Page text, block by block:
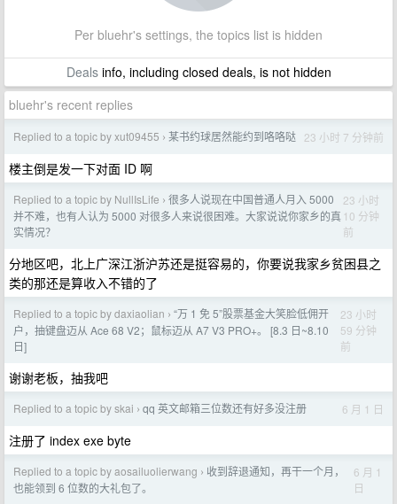
Per bluehr's settings, the topics list is hidden
Dealsinfo, including closed deals, is not hidden
bluehr's recent replies
Replied to a topic by xut09455 › 某书约球居然能约到咯咯哒 23 小时 7 分钟前
楼主倒是发一下对面 ID 啊
Replied to a topic by NullIsLife › 很多人说现在中国普通人月入 5000
并不难，也有人认为 5000 对很多人来说很困难。大家说说你家乡的真
实情况？
23 小时
10 分钟
前
分地区吧，北上广深江浙沪苏还是挺容易的，你要说我家乡贫困县之
类的那还是算收入不错的了
Replied to a topic by daxiaolian › “万 1 免 5”股票基金大笑脸低佣开
户，抽键盘迈从 Ace 68 V2；鼠标迈从 A7 V3 PRO+。 [8.3 日~8.10
日]
23 小时
59 分钟
前
谢谢老板，抽我吧
Replied to a topic by skai › qq 英文邮箱三位数还有好多没注册 6 月 1 日
注册了 index exe byte
Replied to a topic by aosailuolierwang › 收到辞退通知，再干一个月，
也能领到 6 位数的大礼包了。
6 月 1
日